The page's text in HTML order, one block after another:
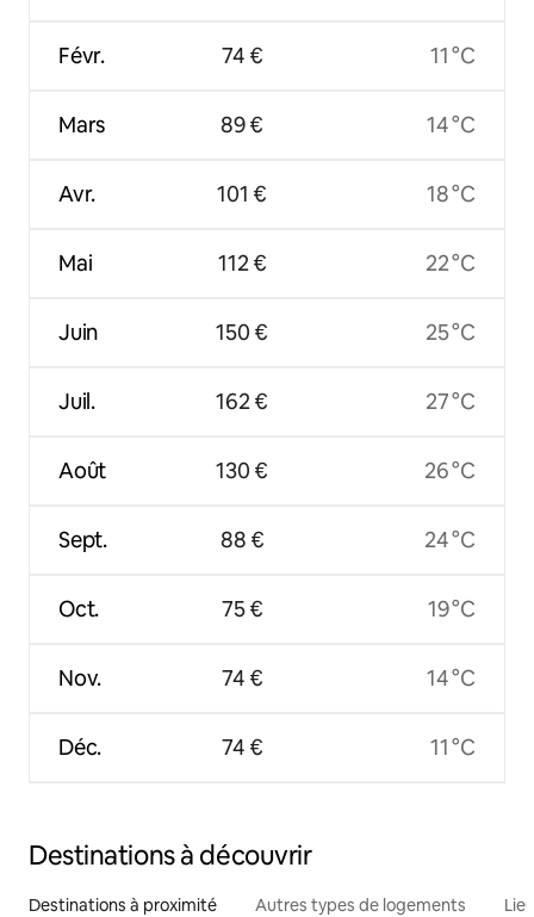
Févr.
Mars
Avr.
Mai
Juin
Juil.
Août
Sept.
Oct.
Nov.
Déc.
74 €
89 €
101 €
112 €
150 €
162 €
130 €
88 €
75 €
74 €
74 €
11 °C
14 °C
18 °C
22 °C
25 °C
27 °C
26 °C
24 °C
19 °C
14 °C
11 °C
Destinations à découvrir
Destinations à proximité Autres types de logements